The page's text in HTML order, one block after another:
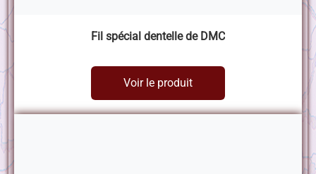
Fil spécial dentelle de DMC
Voir le produit